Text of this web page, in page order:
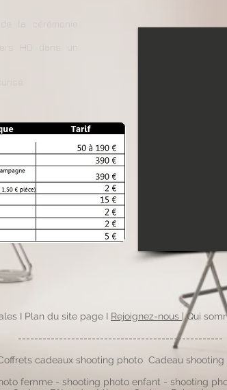
la cérémonie
HD
I Plan du site page I Rejoignez-nous Qui
--------------------------------------------------
cadeaux shooting photo Cadeau
femme - shooting photo enfant - shooting